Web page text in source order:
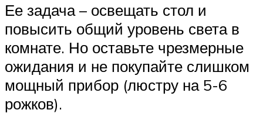
Ее задача – освещать стол и
повысить общий уровень света в
комнате. Но оставьте чрезмерные
ожидания и не покупайте слишком
мощный прибор (люстру на 5-6
рожков).